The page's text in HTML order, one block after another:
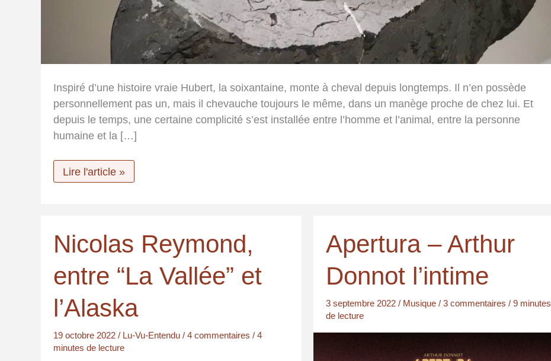
Inspiré d’une histoire vraie Hubert, la soixantaine, monte à cheval depuis longtemps. Il n’en possède
personnellement pas un, mais il chevauche toujours le même, dans un manège proche de chez lui. Et
depuis le temps, une certaine complicité s’est installée entre l’homme et l’animal, entre la personne
humaine et la […]
Hubert
et
Lire l'article »
Nicolas Reymond,
entre “La Vallée” et
l’Alaska
19 octobre 2022 / Lu-Vu-Entendu / 4 commentaires / 4
minutes de lecture
Apertura – Arthur
Donnot l’intime
3 septembre 2022 / Musique/ 3 commentaires / 9 minutes
de lecture